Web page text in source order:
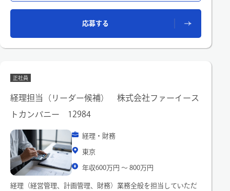
応募する
正社員
経理担当（リーダー候補） 株式会社ファーイース
トカンパニー 12984
経理・財務
東京
年収600万円 〜 800万円
経理（経営管理、計画管理、財務）業務全般を担当していただ